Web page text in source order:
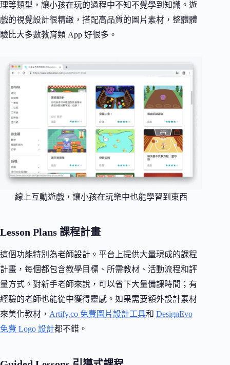
理等類型，讓小孩在玩的過程中不知不覺學到知識。遊
戲的視覺設計很精緻，搭配高品質的圖片素材，整體體
驗比大多數教育類 App 好很多。
線上互動遊戲，讓小孩在玩樂中也能學習到東西
Lesson Plans 課程計畫
這個功能特別為老師設計。平台上提供大量現成的課程
計畫，每個都包含教學目標、所需教材、活動流程和評
量方式。對新手老師來說，可以省下大量備課時間；有
經驗的老師也能從中獲得靈感。如果需要額外設計素材
來美化教材， Artify.co 免費圖片設計工具和 DesignEvo
免費 Logo 設計都不錯。